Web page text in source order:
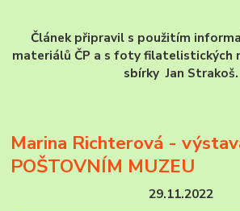
Článek připravil s použitím
materiálů ČP a s foty filatelistických
sbírky Jan Strakoš.
Marina Richterová -
POŠTOVNÍM MUZEU
29.11.2022